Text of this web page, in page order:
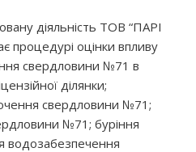
діяльність ТОВ “ПАРІ
процедурі оцінки впливу
свердловини №71 в
ділянки;
свердловини №71;
№71; буріння
водозабезпечення